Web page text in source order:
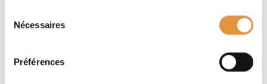
Nécessaires
Préférences
Partager sur